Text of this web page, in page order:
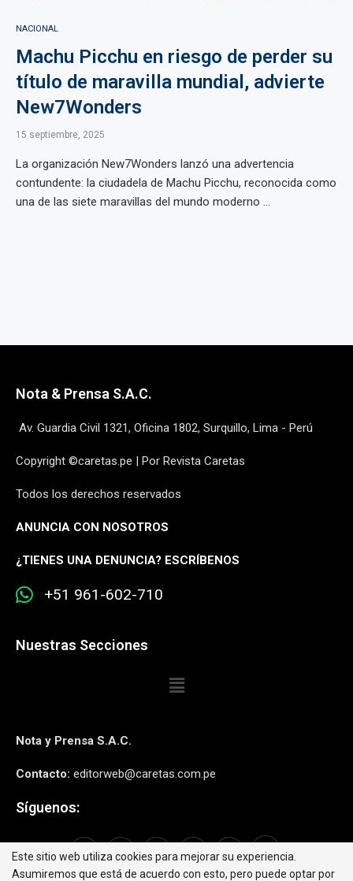
NACIONAL
Machu Picchu en riesgo de perder su
título de maravilla mundial, advierte
New7Wonders
15 septiembre, 2025
La organización New7Wonders lanzó una advertencia
contundente: la ciudadela de Machu Picchu, reconocida como
una de las siete maravillas del mundo moderno ...
Nota & Prensa S.A.C.
Av. Guardia Civil 1321, Oficina 1802, Surquillo, Lima - Perú
Copyright ©caretas.pe | Por Revista Caretas
Todos los derechos reservados
ANUNCIA CON NOSOTROS
¿TIENES UNA DENUNCIA? ESCRÍBENOS
+51 961-602-710
Nuestras Secciones
Nota y Prensa S.A.C.
Contacto: editorweb@caretas.com.pe
Síguenos:
Este sitio web utiliza cookies para mejorar su experiencia.
Asumiremos que está de acuerdo con esto, pero puede optar por